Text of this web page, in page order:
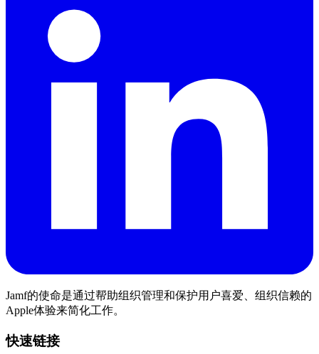
Jamf的使命是通过帮助组织管理和保护用户喜爱、组织信赖的
Apple体验来简化工作。
快速链接